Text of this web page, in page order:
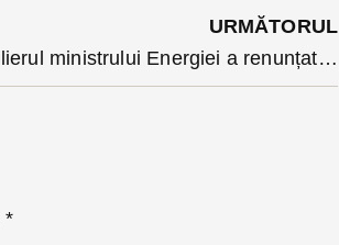
URMĂTORUL
Alin Demian, consilierul ministrului Energiei a renunțat la una din sinecuri, cea de administrator special la o fabrica de arme, chiar înaintea valului de demiteri
*